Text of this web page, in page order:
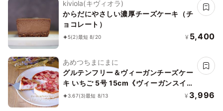
kiviola(キヴィオラ)
からだにやさしい濃厚チーズケーキ（チ
ョコレート）
5(2)最短 8/20 ¥ 5,400
あめつちまにまに
グルテンフリー＆ヴィーガンチーズケー
キ いちご 5号 15cm《ヴィーガンスイー
ツ》
3.67(3)最短 8/13 ¥ 3,996